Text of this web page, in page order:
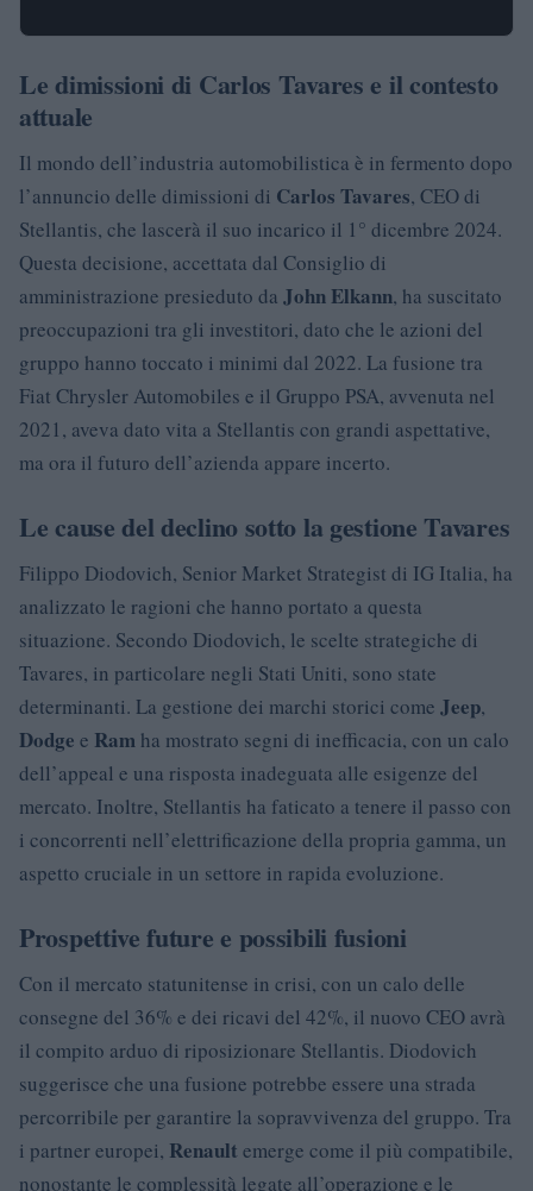
Le dimissioni di Carlos Tavares e il contesto
attuale
Il mondo dell’industria automobilistica è in fermento dopo
l’annuncio delle dimissioni di Carlos Tavares, CEO di
Stellantis, che lascerà il suo incarico il 1° dicembre 2024.
Questa decisione, accettata dal Consiglio di
amministrazione presieduto da John Elkann, ha suscitato
preoccupazioni tra gli investitori, dato che le azioni del
gruppo hanno toccato i minimi dal 2022. La fusione tra
Fiat Chrysler Automobiles e il Gruppo PSA, avvenuta nel
2021, aveva dato vita a Stellantis con grandi aspettative,
ma ora il futuro dell’azienda appare incerto.
Le cause del declino sotto la gestione Tavares
Filippo Diodovich, Senior Market Strategist di IG Italia, ha
analizzato le ragioni che hanno portato a questa
situazione. Secondo Diodovich, le scelte strategiche di
Tavares, in particolare negli Stati Uniti, sono state
determinanti. La gestione dei marchi storici come Jeep,
Dodge e Ram ha mostrato segni di inefficacia, con un calo
dell’appeal e una risposta inadeguata alle esigenze del
mercato. Inoltre, Stellantis ha faticato a tenere il passo con
i concorrenti nell’elettrificazione della propria gamma, un
aspetto cruciale in un settore in rapida evoluzione.
Prospettive future e possibili fusioni
Con il mercato statunitense in crisi, con un calo delle
consegne del 36% e dei ricavi del 42%, il nuovo CEO avrà
il compito arduo di riposizionare Stellantis. Diodovich
suggerisce che una fusione potrebbe essere una strada
percorribile per garantire la sopravvivenza del gruppo. Tra
i partner europei, Renault emerge come il più compatibile,
nonostante le complessità legate all’operazione e le